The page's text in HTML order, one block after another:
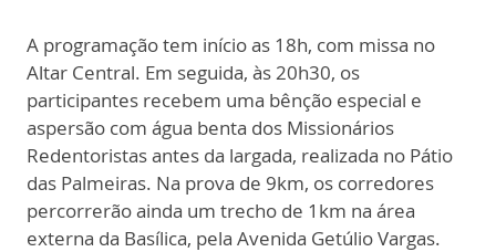
A programação tem início as 18h, com missa no
Altar Central. Em seguida, às 20h30, os
participantes recebem uma bênção especial e
aspersão com água benta dos Missionários
Redentoristas antes da largada, realizada no Pátio
das Palmeiras. Na prova de 9km, os corredores
percorrerão ainda um trecho de 1km na área
externa da Basílica, pela Avenida Getúlio Vargas.